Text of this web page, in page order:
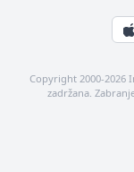
Copyright 2000-2026
zadržana.